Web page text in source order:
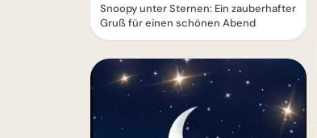
Snoopy unter Sternen: Ein zauberhafter
Gruß für einen schönen Abend